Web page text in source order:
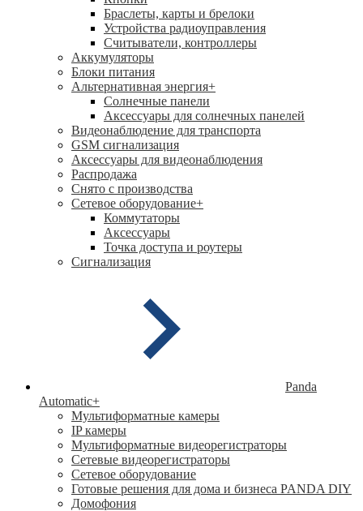
Браслеты, карты и брелоки
Устройства радиоуправления
Считыватели, контроллеры
Аккумуляторы
Блоки питания
Альтернативная энергия+
Солнечные панели
Аксессуары для солнечных панелей
Видеонаблюдение для транспорта
GSM сигнализация
Аксессуары для видеонаблюдения
Распродажа
Снято с производства
Сетевое оборудование+
Коммутаторы
Аксессуары
Точка доступа и роутеры
Сигнализация
Panda
Automatic+
Мультиформатные камеры
IP камеры
Мультиформатные видеорегистраторы
Сетевые видеорегистраторы
Сетевое оборудование
Готовые решения для дома и бизнеса PANDA DIY
Домофония